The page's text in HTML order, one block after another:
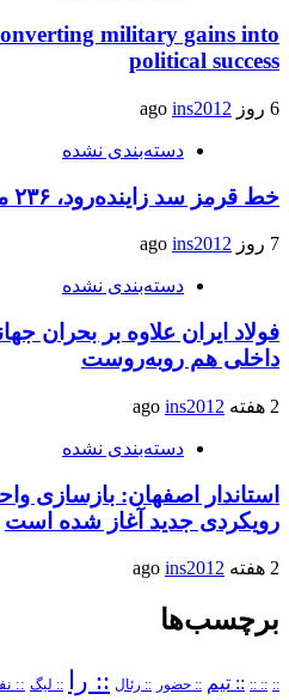
military gains into
political success
6 روز ago ins2012
دسته‌بندی نشده
خط قرمز سد زاینده‌رود، ۲۳۶ میلیون مترمکعب است
7 روز ago ins2012
دسته‌بندی نشده
فولاد ایران علاوه بر بحران
داخلی هم روبه‌روست
2 هفته ago ins2012
دسته‌بندی نشده
استاندار اصفهان: بازسازی
رویکردی جدید آغاز شده است
2 هفته ago ins2012
برچسب‌ها
::
:: :: :: تیم :: حضور :: رئال :: را :: لیگ ::